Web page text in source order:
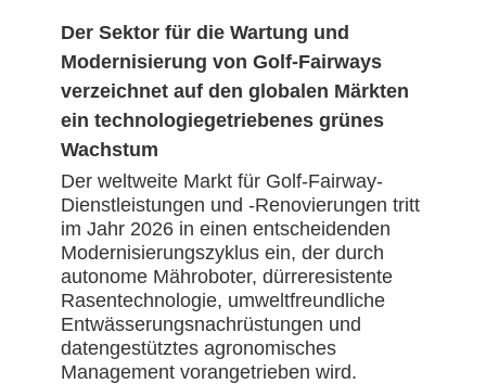
Der Sektor für die Wartung und
Modernisierung von Golf-Fairways
verzeichnet auf den globalen Märkten
ein technologiegetriebenes grünes
Wachstum
Der weltweite Markt für Golf-Fairway-
Dienstleistungen und -Renovierungen tritt
im Jahr 2026 in einen entscheidenden
Modernisierungszyklus ein, der durch
autonome Mähroboter, dürreresistente
Rasentechnologie, umweltfreundliche
Entwässerungsnachrüstungen und
datengestütztes agronomisches
Management vorangetrieben wird.